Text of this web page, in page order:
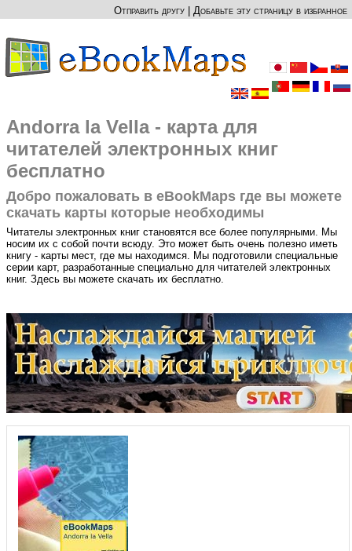
Отправить другу Добавьте эту страницу в избранное
Andorra la Vella - карта для
читателей электронных книг
бесплатно
Добро пожаловать в eBookMaps где вы можете
скачать карты которые необходимы
Читателы электронных книг становятся все более популярными. Мы
носим их с собой почти всюду. Это может быть очень полезно иметь
книгу - карты мест, где мы находимся. Мы подготовили специальные
серии карт, разработанные специально для читателей электронных
книг. Здесь вы можете скачать их бесплатно.